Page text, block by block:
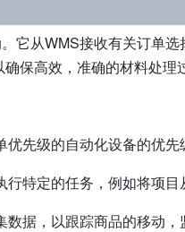
它从WMS接收有关订单
保高效，准确的材料处理
先级的自动化设备的优先
特定的任务，例如将项目
据，以跟踪商品的移动，